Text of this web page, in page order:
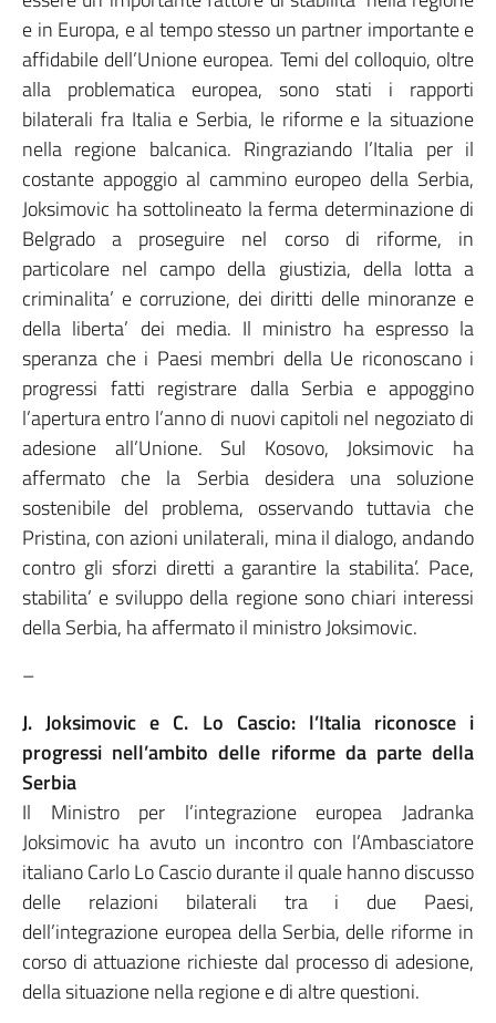
e in Europa, e al tempo stesso un partner importante e
affidabile dell’Unione europea. Temi del colloquio, oltre
alla problematica europea, sono stati i rapporti
bilaterali fra Italia e Serbia, le riforme e la situazione
nella regione balcanica. Ringraziando l’Italia per il
costante appoggio al cammino europeo della Serbia,
Joksimovic ha sottolineato la ferma determinazione di
Belgrado a proseguire nel corso di riforme, in
particolare nel campo della giustizia, della lotta a
criminalita’ e corruzione, dei diritti delle minoranze e
della liberta’ dei media. Il ministro ha espresso la
speranza che i Paesi membri della Ue riconoscano i
progressi fatti registrare dalla Serbia e appoggino
l’apertura entro l’anno di nuovi capitoli nel negoziato di
adesione all’Unione. Sul Kosovo, Joksimovic ha
affermato che la Serbia desidera una soluzione
sostenibile del problema, osservando tuttavia che
Pristina, con azioni unilaterali, mina il dialogo, andando
contro gli sforzi diretti a garantire la stabilita’. Pace,
stabilita’ e sviluppo della regione sono chiari interessi
della Serbia, ha affermato il ministro Joksimovic.
–
J. Joksimovic e C. Lo Cascio: l’Italia riconosce i
progressi nell’ambito delle riforme da parte della
Serbia
Il Ministro per l’integrazione europea Jadranka
Joksimovic ha avuto un incontro con l’Ambasciatore
italiano Carlo Lo Cascio durante il quale hanno discusso
delle relazioni bilaterali tra i due Paesi,
dell’integrazione europea della Serbia, delle riforme in
corso di attuazione richieste dal processo di adesione,
della situazione nella regione e di altre questioni.